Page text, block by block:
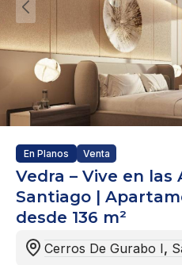
En Planos Venta
Vedra – Vive en las
Santiago |
desde 136 m²
Cerros De Gurabo I,